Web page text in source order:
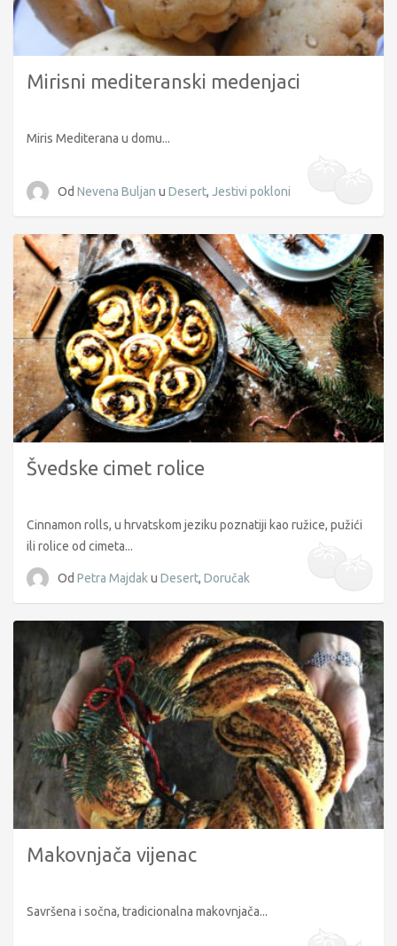
Mirisni mediteranski medenjaci
Miris Mediterana u domu...
Od Nevena Buljan u Desert, Jestivi pokloni
Švedske cimet rolice
Cinnamon rolls, u hrvatskom jeziku poznatiji kao ružice, pužići
ili rolice od cimeta...
Od Petra Majdak u Desert, Doručak
Makovnjača vijenac
Savršena i sočna, tradicionalna makovnjača...